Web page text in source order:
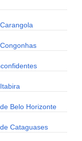
Belo Horizonte
Cataguases